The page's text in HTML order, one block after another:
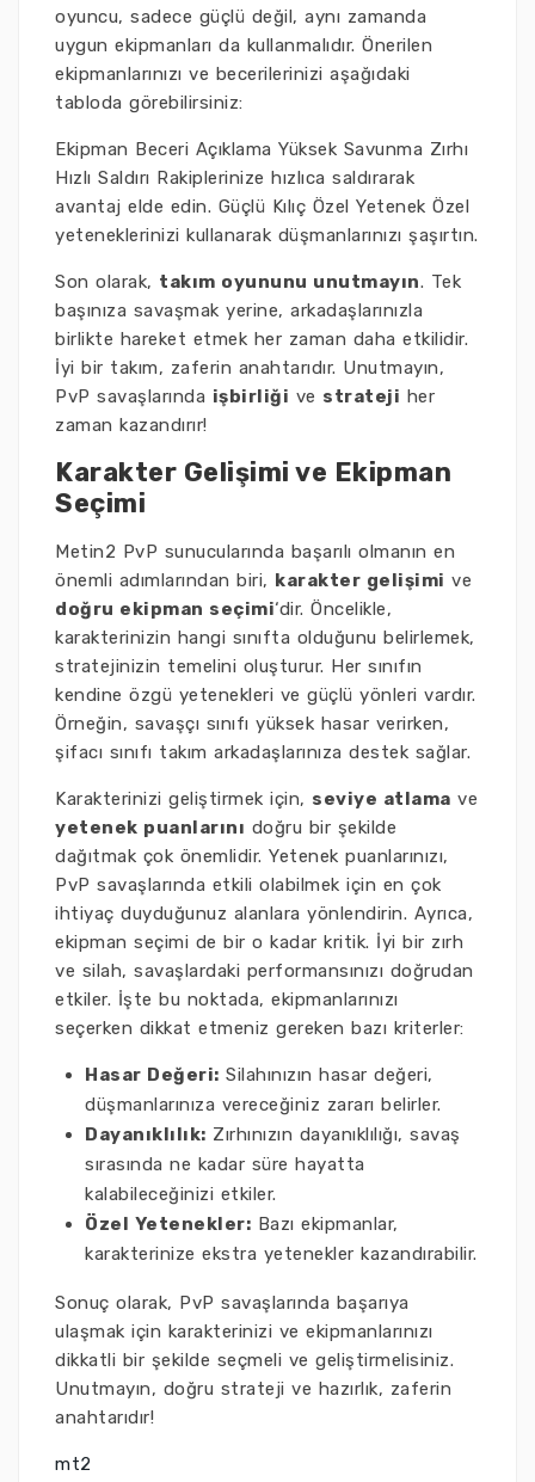
oyuncu, sadece güçlü değil, aynı zamanda
uygun ekipmanları da kullanmalıdır. Önerilen
ekipmanlarınızı ve becerilerinizi aşağıdaki
tabloda görebilirsiniz:
Ekipman Beceri Açıklama Yüksek Savunma Zırhı
Hızlı Saldırı Rakiplerinize hızlıca saldırarak
avantaj elde edin. Güçlü Kılıç Özel Yetenek Özel
yeteneklerinizi kullanarak düşmanlarınızı şaşırtın.
Son olarak, takım oyununu unutmayın. Tek
başınıza savaşmak yerine, arkadaşlarınızla
birlikte hareket etmek her zaman daha etkilidir.
İyi bir takım, zaferin anahtarıdır. Unutmayın,
PvP savaşlarında işbirliği ve strateji her
zaman kazandırır!
Karakter Gelişimi ve Ekipman
Seçimi
Metin2 PvP sunucularında başarılı olmanın en
önemli adımlarından biri, karakter gelişimi ve
doğru ekipman seçimi‘dir. Öncelikle,
karakterinizin hangi sınıfta olduğunu belirlemek,
stratejinizin temelini oluşturur. Her sınıfın
kendine özgü yetenekleri ve güçlü yönleri vardır.
Örneğin, savaşçı sınıfı yüksek hasar verirken,
şifacı sınıfı takım arkadaşlarınıza destek sağlar.
Karakterinizi geliştirmek için, seviye atlama ve
yetenek puanlarını doğru bir şekilde
dağıtmak çok önemlidir. Yetenek puanlarınızı,
PvP savaşlarında etkili olabilmek için en çok
ihtiyaç duyduğunuz alanlara yönlendirin. Ayrıca,
ekipman seçimi de bir o kadar kritik. İyi bir zırh
ve silah, savaşlardaki performansınızı doğrudan
etkiler. İşte bu noktada, ekipmanlarınızı
seçerken dikkat etmeniz gereken bazı kriterler:
Hasar Değeri: Silahınızın hasar değeri,
düşmanlarınıza vereceğiniz zararı belirler.
Dayanıklılık: Zırhınızın dayanıklılığı, savaş
sırasında ne kadar süre hayatta
kalabileceğinizi etkiler.
Özel Yetenekler: Bazı ekipmanlar,
karakterinize ekstra yetenekler kazandırabilir.
Sonuç olarak, PvP savaşlarında başarıya
ulaşmak için karakterinizi ve ekipmanlarınızı
dikkatli bir şekilde seçmeli ve geliştirmelisiniz.
Unutmayın, doğru strateji ve hazırlık, zaferin
anahtarıdır!
mt2